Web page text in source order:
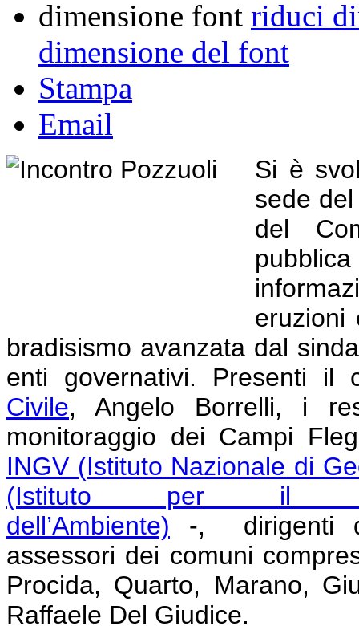
dimensione font riduci
dimensione del font
Stampa
Email
Si è
sede
del
eruzioni
bradisismo avanzata dal
enti governativi. Presenti il
Civile, Angelo Borrelli, i
monitoraggio dei Campi
INGV (Istituto Nazionale di
(Istituto per il
dell’Ambiente) -, dirigenti
assessori dei comuni
Procida, Quarto, Marano,
Raffaele Del Giudice.